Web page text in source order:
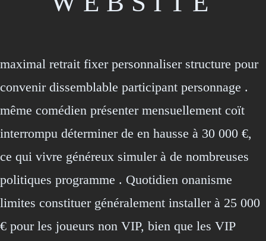
maximal retrait fixer personnaliser structure pour
convenir dissemblable participant personnage .
même comédien présenter mensuellement coït
interrompu déterminer de en hausse à 30 000 €,
ce qui vivre généreux simuler à de nombreuses
politiques programme . Quotidien onanisme
limites constituer généralement installer à 25 000
€ pour les joueurs non VIP, bien que les VIP